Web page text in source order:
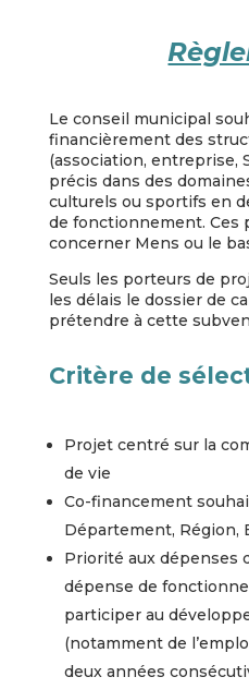
Le conseil municipal
financièrement des
(association, entreprise,
précis dans des
culturels ou sportifs en
de fonctionnement. Ces
concerner Mens ou le
Seuls les porteurs de
les délais le dossier de
prétendre à cette
Critère de
Projet centré sur la
de vie
Co-financement
Département, Région,
Priorité aux dépenses
dépense de
participer au
(notamment de
deux années